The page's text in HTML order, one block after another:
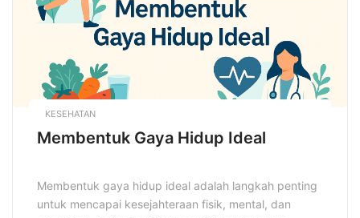
KESEHATAN
Membentuk Gaya Hidup Ideal
Membentuk gaya hidup ideal adalah langkah penting
untuk mencapai kesejahteraan fisik, mental, dan